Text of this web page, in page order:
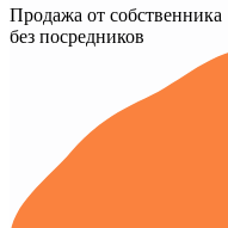
Продажа от собственника
без посредников